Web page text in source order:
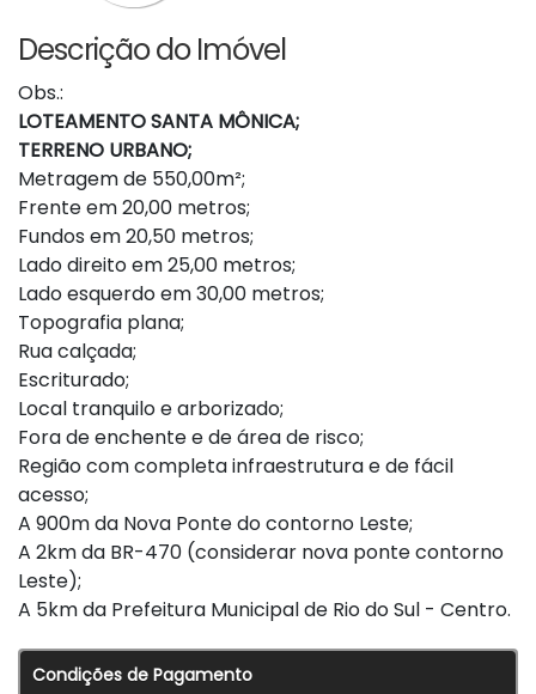
Descrição do Imóvel
Obs.:
LOTEAMENTO SANTA MÔNICA;
TERRENO URBANO;
Metragem de 550,00m²;
Frente em 20,00 metros;
Fundos em 20,50 metros;
Lado direito em 25,00 metros;
Lado esquerdo em 30,00 metros;
Topografia plana;
Rua calçada;
Escriturado;
Local tranquilo e arborizado;
Fora de enchente e de área de risco;
Região com completa infraestrutura e de fácil
acesso;
A 900m da Nova Ponte do contorno Leste;
A 2km da BR-470 (considerar nova ponte contorno
Leste);
A 5km da Prefeitura Municipal de Rio do Sul - Centro.
Condições de Pagamento